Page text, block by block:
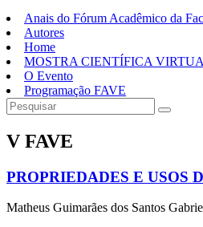
Anais do Fórum Acadêmico da
Autores
Home
MOSTRA CIENTÍFICA
O Evento
Programação FAVE
V FAVE
PROPRIEDADES E USOS
Matheus Guimarães dos Santos